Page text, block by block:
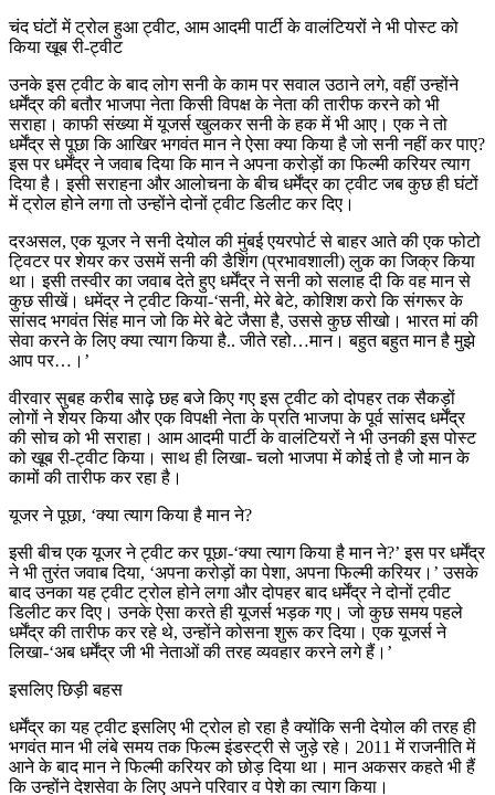
चंद घंटों में ट्रोल हुआ ट्वीट, आम आदमी पार्टी के वालंटियरों ने भी पोस्ट को
किया खूब री-ट्वीट
उनके इस ट्वीट के बाद लोग सनी के काम पर सवाल उठाने लगे, वहीं उन्होंने
धर्मेंद्र की बतौर भाजपा नेता किसी विपक्ष के नेता की तारीफ करने को भी
सराहा। काफी संख्‍या में यूजर्स खुलकर सनी के हक में भी आए। एक ने तो
धर्मेंद्र से पूछा कि आखिर भगवंत मान ने ऐसा क्या किया है जो सनी नहीं कर पाए?
इस पर धर्मेंद्र ने जवाब दिया कि मान ने अपना करोड़ों का फिल्मी करियर त्याग
दिया है। इसी सराहना और आलोचना के बीच धर्मेंद्र का ट्वीट जब कुछ ही घंटों
में ट्रोल होने लगा तो उन्होंने दोनों ट्वीट डिलीट कर दिए।
दरअसल, एक यूजर ने सनी देयोल की मुंबई एयरपोर्ट से बाहर आते की एक फोटो
ट्विटर पर शेयर कर उसमें सनी की डैशिंग (प्रभावशाली) लुक का जिक्र किया
था। इसी तस्वीर का जवाब देते हुए धर्मेंद्र ने सनी को सलाह दी कि वह मान से
कुछ सीखें। धमेंद्र ने ट्वीट किया-‘सनी, मेरे बेटे, कोशिश करो कि संगरूर के
सांसद भगवंत सिंह मान जो कि मेरे बेटे जैसा है, उससे कुछ सीखो। भारत मां की
सेवा करने के लिए क्या त्याग किया है.. जीते रहो…मान। बहुत बहुत मान है मुझे
आप पर…।’
वीरवार सुबह करीब साढ़े छह बजे किए गए इस ट्वीट को दोपहर तक सैकड़ों
लोगों ने शेयर किया और एक विपक्षी नेता के प्रति भाजपा के पूर्व सांसद धर्मेंद्र
की सोच को भी सराहा। आम आदमी पार्टी के वालंटियरों ने भी उनकी इस पोस्ट
को खूब री-ट्वीट किया। साथ ही लिखा- चलो भाजपा में कोई तो है जो मान के
कामों की तारीफ कर रहा है।
यूजर ने पूछा, ‘क्या त्याग किया है मान ने?
इसी बीच एक यूजर ने ट्वीट कर पूछा-‘क्या त्याग किया है मान ने?’ इस पर धर्मेंद्र
ने भी तुरंत जवाब दिया, ‘अपना करोड़ों का पेशा, अपना फिल्मी करियर।’ उसके
बाद उनका यह ट्वीट ट्रोल होने लगा और दोपहर बाद धर्मेंद्र ने दोनों ट्वीट
डिलीट कर दिए। उनके ऐसा करते ही यूजर्स भड़क गए। जो कुछ समय पहले
धर्मेंद्र की तारीफ कर रहे थे, उन्होंने कोसना शुरू कर दिया। एक यूजर्स ने
लिखा-‘अब धर्मेंद्र जी भी नेताओं की तरह व्यवहार करने लगे हैं।’
इसलिए छिड़ी बहस
धर्मेंद्र का यह ट्वीट इसलिए भी ट्रोल हो रहा है क्योंकि सनी देयोल की तरह ही
भगवंत मान भी लंबे समय तक फिल्म इंडस्ट्री से जुड़े रहे। 2011 में राजनीति में
आने के बाद मान ने फिल्मी करियर को छोड़ दिया था। मान अकसर कहते भी हैं
कि उन्होंने देशसेवा के लिए अपने परिवार व पेशे का त्याग किया।